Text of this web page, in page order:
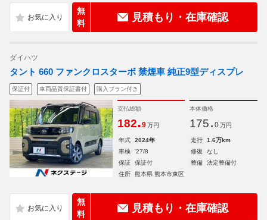
無
料
見積もり・在庫確認
ダイハツ
タント 660 ファンクロスターボ 禁煙車 純正9型ディスプレ
保証付 車両品質保証書付 購入プラン付き
支払総額
182.9 万円
本体価格
175. 0 万円
年式 2024年 走行
1.6万km
車検
'27/8 修復
なし
保証
保証付 整備
法定整備付
住所
熊本県 熊本市東区
無
料
見積もり・在庫確認